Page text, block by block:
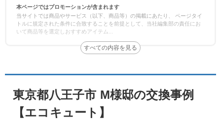
本ページではプロモーションが含まれます
当サイトでは商品やサービス（以下、商品等）の掲載にあたり、 ページタイ
トルに規定された条件に合致することを前提として、当社編集部の責任にお
いて商品等を選定しおすすめアイテム
東京都八王子市 M様邸の交換事例
【エコキュート】